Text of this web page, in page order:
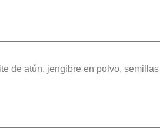
de atún, jengibre en polvo,